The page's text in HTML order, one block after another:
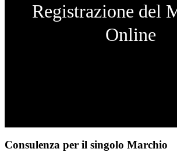
Registrazione del
Online
Consulenza per il singolo Marchio